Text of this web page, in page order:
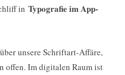
in Typografie im App-
unsere Schriftart-Affäre,
offen. Im digitalen Raum ist